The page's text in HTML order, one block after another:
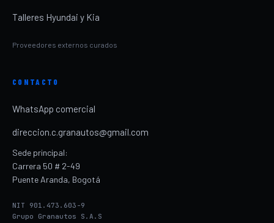
Talleres Hyundai y Kia
Proveedores externos curados
CONTACTO
WhatsApp comercial
direccion.c.granautos@gmail.com
Sede principal:
Carrera 50 # 2-49
Puente Aranda, Bogotá
NIT 901.473.603-9
Grupo Granautos S.A.S